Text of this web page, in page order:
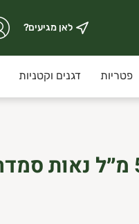
לאן מגיעים?
פטריות דגנים וקטניות